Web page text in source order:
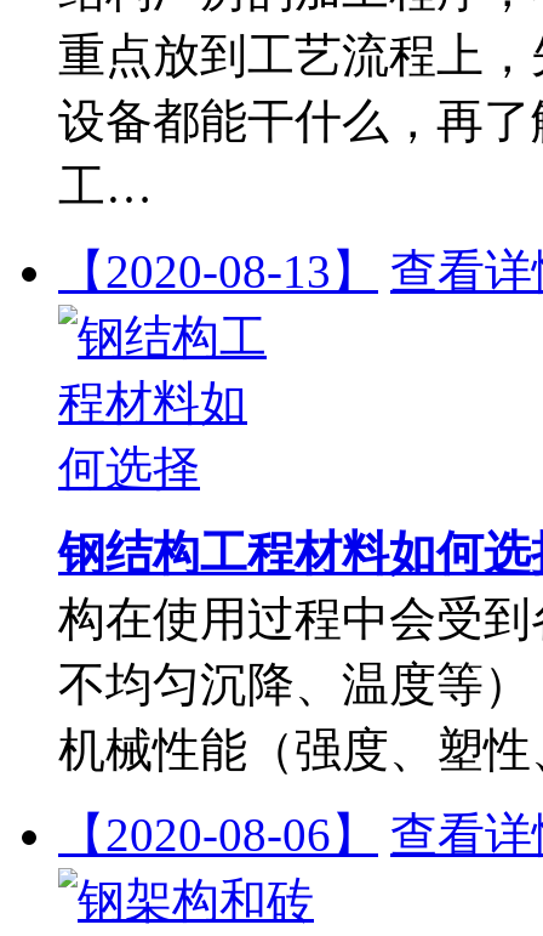
重点放到工艺流程上
设备都能干什么，再
工…
【2020-08-13】
查看详
钢结构工程材料如何选
构在使用过程中会受
不均匀沉降、温度等
机械性能（强度、塑
【2020-08-06】
查看详